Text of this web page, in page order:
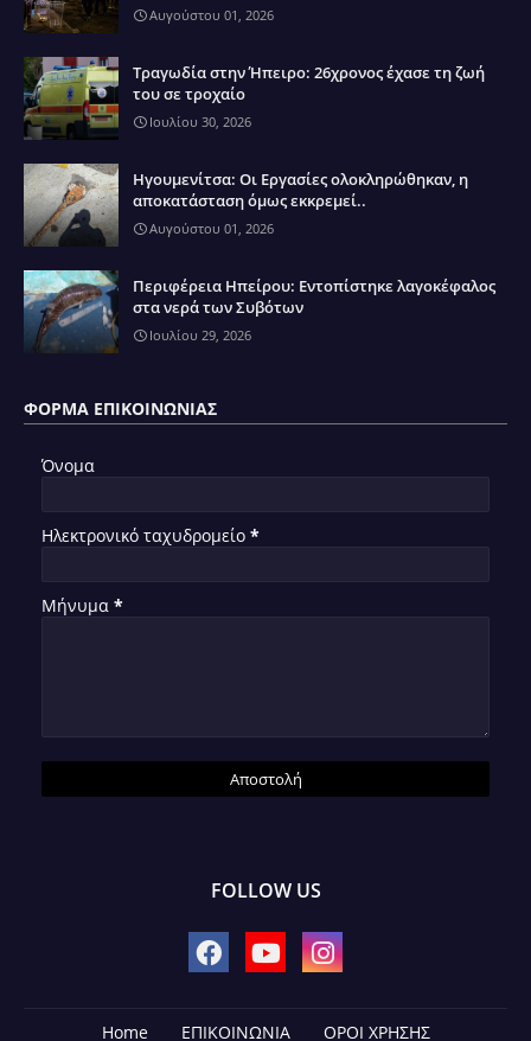
Αυγούστου 01, 2026
Τραγωδία στην Ήπειρο: 26χρονος έχασε τη ζωή
του σε τροχαίο
Ιουλίου 30, 2026
Ηγουμενίτσα: Οι Εργασίες ολοκληρώθηκαν, η
αποκατάσταση όμως εκκρεμεί..
Αυγούστου 01, 2026
Περιφέρεια Ηπείρου: Εντοπίστηκε λαγοκέφαλος
στα νερά των Συβότων
Ιουλίου 29, 2026
ΦΌΡΜΑ ΕΠΙΚΟΙΝΩΝΊΑΣ
Όνομα
Ηλεκτρονικό ταχυδρομείο *
Μήνυμα *
FOLLOW US
Home ΕΠΙΚΟΙΝΩΝΙΑ ΟΡΟΙ ΧΡΗΣΗΣ